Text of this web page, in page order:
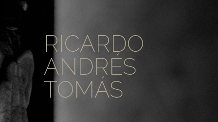
RICARDO
ANDRÉS
TOMÁS